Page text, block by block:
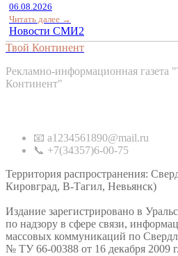
06.08.2026
Читать далее →
Новости СМИ2
Твой Континент
Рекламно-информационная газета
Континент"
📧 a1234561890@mail.ru
📞 +7(34357)6-00-75
Территория распространения:
Кировград, В-Тагил, Невьянск)
Издание зарегистрировано в
по надзору в сфере связи,
массовых коммуникаций по
№ ТУ 66-00388 от 16 декабря 2009 г.